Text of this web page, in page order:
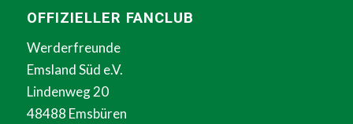
OFFIZIELLER FANCLUB
Werderfreunde
Emsland Süd e.V.
Lindenweg 20
48488 Emsbüren